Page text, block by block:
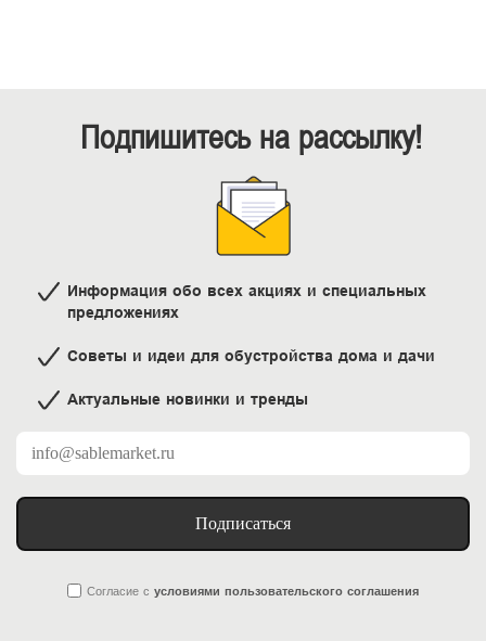
Подпишитесь на рассылку!
Информация обо всех акциях и специальных
предложениях
Советы и идеи для обустройства дома и дачи
Актуальные новинки и тренды
Подписаться
Согласие с условиями пользовательского соглашения